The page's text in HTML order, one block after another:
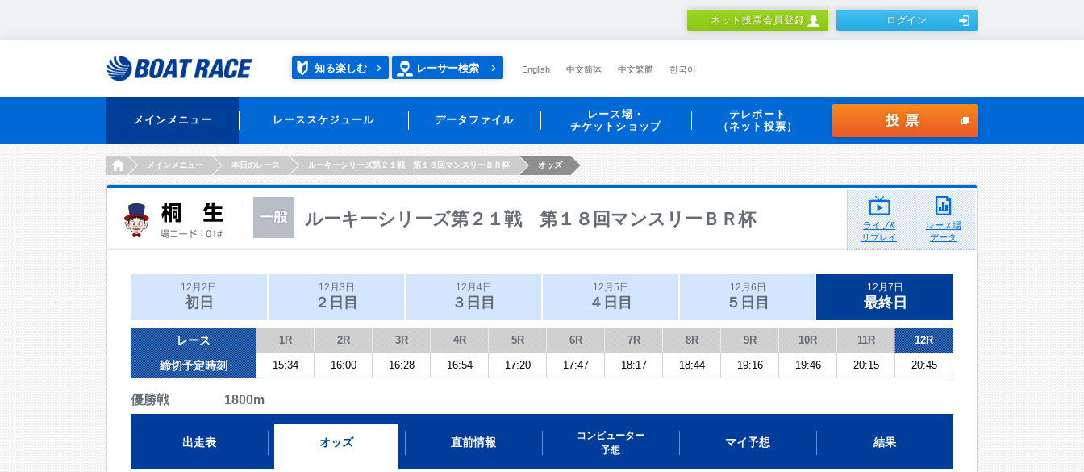
ネット投票会員登録 ログイン
知る楽しむ レーサー検索 English 中文简体 中文繁體 한국어
メインメニュー レーススケジュール データファイル
レース場・
チケットショップ
テレボート
（ネット投票）
投票
HOMEメインメニュー 本日のレース ルーキーシリーズ第２１戦 第１８回マンスリーＢＲ杯 オッズ
ルーキーシリーズ第２１戦 第１８回マンスリーＢＲ杯
ライブ&
リプレイ
レース場
データ
12月2日
初日
12月3日
２日目
12月4日
３日目
12月5日
４日目
12月6日
５日目
12月7日
最終日
レース 1R 2R 3R 4R 5R 6R 7R 8R 9R 10R 11R 12R
締切予定時刻 15:34 16:00 16:28 16:54 17:20 17:47 18:17 18:44 19:16 19:46 20:15 20:45
優勝戦 1800m
出走表 オッズ 直前情報
コンピューター
予想
マイ予想 結果